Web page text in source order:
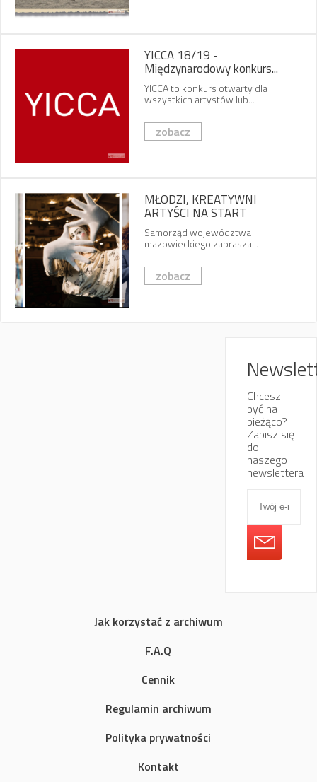
Milano
YICCA 18/19 -
Międzynarodowy konkurs...
YICCA to konkurs otwarty dla
wszystkich artystów lub...
zobacz
MŁODZI, KREATYWNI
ARTYŚCI NA START
Samorząd województwa
mazowieckiego zaprasza...
zobacz
Chcesz
być na
bieżąco?
Zapisz się
do
naszego
newslettera
Jak korzystać z archiwum
F.A.Q
Cennik
Regulamin archiwum
Polityka prywatności
Kontakt